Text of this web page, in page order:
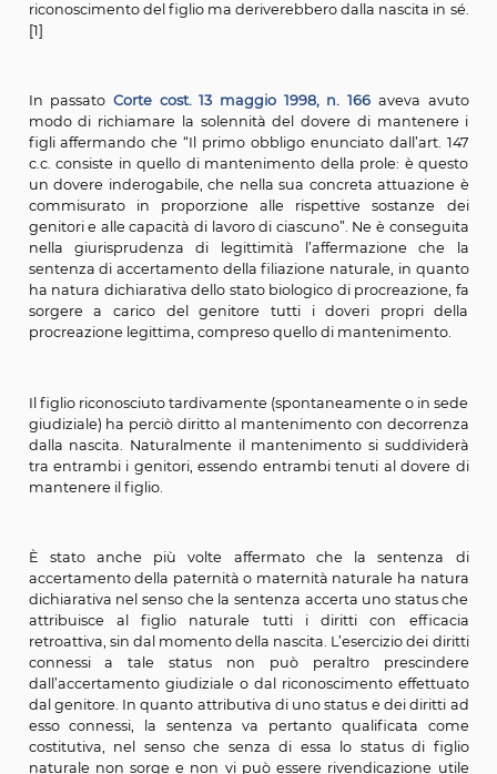
della filiazione fuori dal matrimonio ha voluto
appunto, l’art. 30 della Costituzione per farne
l’affermazione del principio che la responsabilità
collegata non all’acquisizione dello status
procreazione. I doveri cui fa riferimento l’art.
Costituzione non sarebbero cioè
riconoscimento del figlio ma deriverebbero dalla
[1]
figli affermando che “Il primo obbligo enunciato
c.c. consiste in quello di mantenimento della prole: è
un dovere inderogabile, che nella sua concreta
commisurato in proporzione alle rispettive
genitori e alle capacità di lavoro di ciascuno”. Ne è
sentenza di accertamento della filiazione naturale, in
ha natura dichiarativa dello stato biologico di
sorgere a carico del genitore tutti i doveri
procreazione legittima, compreso quello di
Il figlio riconosciuto tardivamente (spontaneamente o
giudiziale) ha perciò diritto al mantenimento con
dalla nascita. Naturalmente il mantenimento si